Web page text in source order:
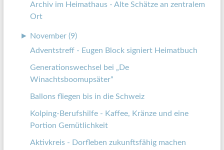
Archiv im Heimathaus - Alte Schätze an zentralem
Ort
►
November (9)
Adventstreff - Eugen Block signiert Heimatbuch
Generationswechsel bei „De
Winachtsboomupsäter“
Ballons fliegen bis in die Schweiz
Kolping-Berufshilfe - Kaffee, Kränze und eine
Portion Gemütlichkeit
Aktivkreis - Dorfleben zukunftsfähig machen